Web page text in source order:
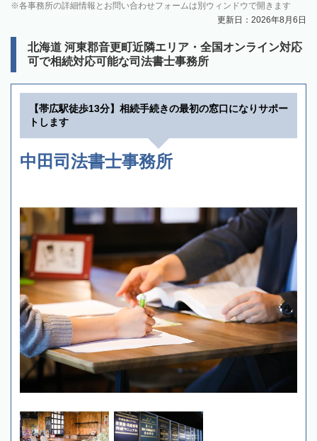
各事務所の詳細情報とお問い合わせフォームは別ウィンドウで開きます
更新日：2026年8月6日
北海道 河東郡音更町近隣エリア・全国オンライン対応
可で相続対応可能な司法書士事務所
【帯広駅徒歩13分】相続手続きの最初の窓口になりサポー
トします
中田司法書士事務所